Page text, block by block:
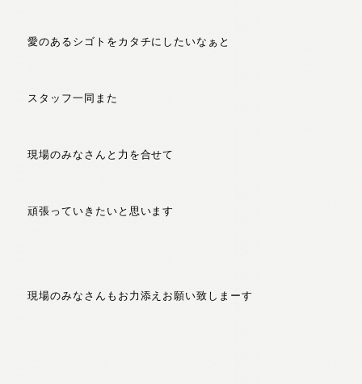
愛のあるシゴトをカタチにしたいなぁと
スタッフ一同また
現場のみなさんと力を合せて
頑張っていきたいと思います
現場のみなさんもお力添えお願い致しまーす